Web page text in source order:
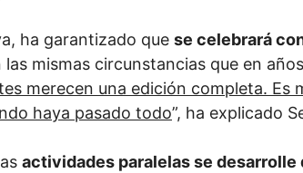
ha garantizado que se celebrará
las mismas circunstancias que en
merecen una edición completa. Es
haya pasado todo”, ha explicado
actividades paralelas se desarrolle